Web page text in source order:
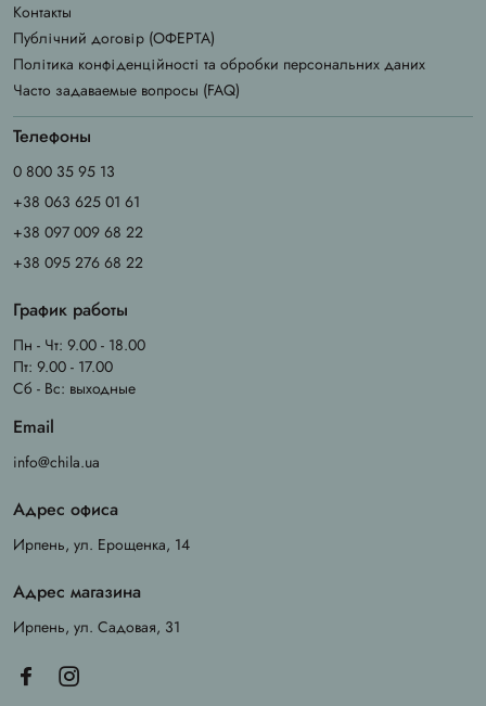
Контакты
Публічний договір (ОФЕРТА)
Політика конфіденційності та обробки персональних даних
Часто задаваемые вопросы (FAQ)
Телефоны
0 800 35 95 13
+38 063 625 01 61
+38 097 009 68 22
+38 095 276 68 22
График работы
Пн - Чт: 9.00 - 18.00
Пт: 9.00 - 17.00
Сб - Вс: выходные
Email
info@chila.ua
Адрес офиса
Ирпень, ул. Ерощенка, 14
Адрес магазина
Ирпень, ул. Садовая, 31